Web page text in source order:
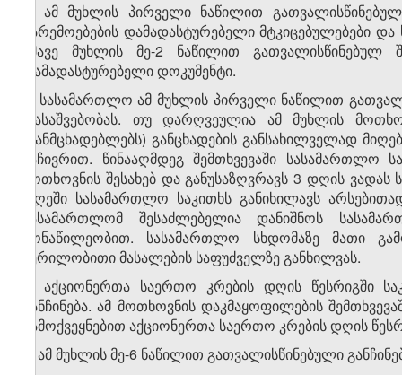
4. ამ მუხლის პირველი ნაწილით
გარემოებების დამადასტურებელი მტკიცებულებები
ამავე მუხლის მე-2 ნაწილით გათვალისწინებულ
დამადასტურებელი დოკუმენტი.
5. სასამართლო ამ მუხლის პირველი ნაწილით
დასაშვებობას. თუ დარღვეულია ამ მუხლის
(განმცხადებლებს) განცხადების განსახილველად
საჩივრით. წინააღმდეგ შემთხვევაში სასამართლო
მოთხოვნის შესახებ და განუსაზღვრავს 3 დღის
დღეში სასამართლო საკითხს განიხილავს
სასამართლომ შესაძლებელია დანიშნოს
მონაწილეობით. სასამართლო სხდომაზე მათი
წერილობითი მასალების საფუძველზე განხილვას.
6. აქციონერთა საერთო კრების დღის წესრიგში
განჩინება. ამ მოთხოვნის დაკმაყოფილების
გამოქვეყნებით აქციონერთა საერთო კრების დღის
7. ამ მუხლის მე-6 ნაწილით გათვალისწინებული